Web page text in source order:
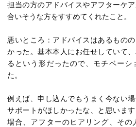
担当の方のアドバイスやアフターケ
合いそうな方をすすめてくれたこと。
悪いところ：アドバイスはあるもの
かった。基本本人にお任せしていて
るという形だったので、モチベーシ
た。
例えば、申し込んでもうまく今ない
サポートがほしかったな、と思いま
場合、アフターのヒアリング、その